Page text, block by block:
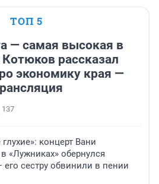
ТОП 5
— самая высокая в
рассказал
экономику края —
137
концерт Вани
«Лужниках» обернулся
сестру обвинили в пении